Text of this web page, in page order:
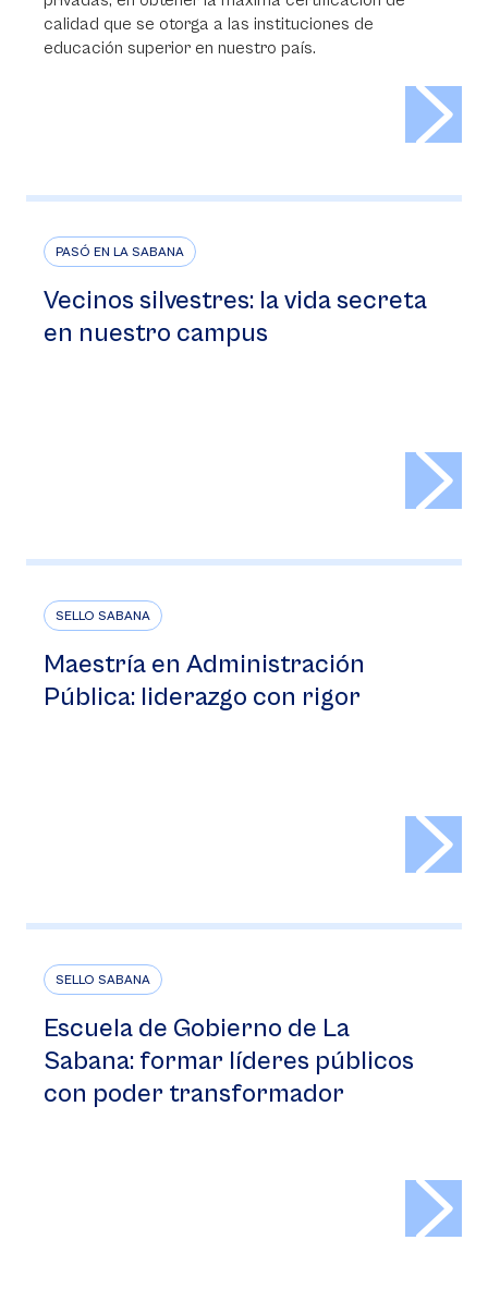
calidad que se otorga a las instituciones de
educación superior en nuestro país.
PASÓ EN LA SABANA
Vecinos silvestres: la vida secreta
en nuestro campus
SELLO SABANA
Maestría en Administración
Pública: liderazgo con rigor
SELLO SABANA
Escuela de Gobierno de La
Sabana: formar líderes públicos
con poder transformador